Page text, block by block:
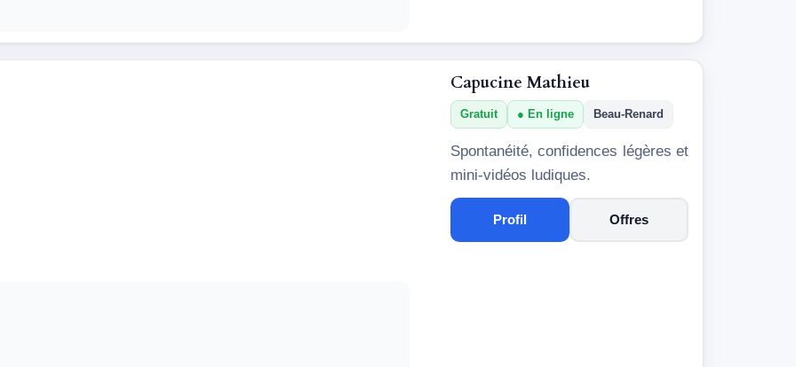
Capucine Mathieu
Gratuit En ligne Beau-Renard
Spontanéité, confidences légères et
mini-vidéos ludiques.
Profil Offres